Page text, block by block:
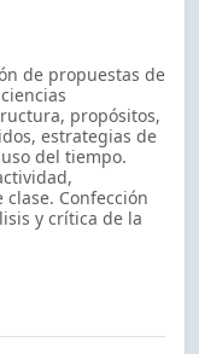
de propuestas de
propósitos,
estrategias de
del tiempo.
Confección
y crítica de la